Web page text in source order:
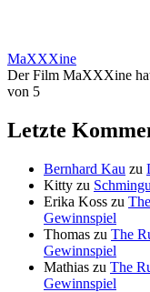
MaXXXine
Der Film MaXXXine
von 5
Letzte
Bernhard Kau zu
Kitty zu
Erika Koss zu
Gewinnspiel
Thomas zu The
Gewinnspiel
Mathias zu The
Gewinnspiel